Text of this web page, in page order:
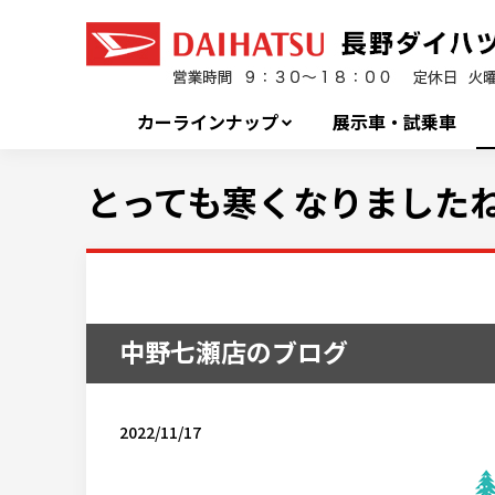
カーラインナップ 展示車・試乗車
とっても寒くなりました
中野七瀬店のブログ
2022/11/17